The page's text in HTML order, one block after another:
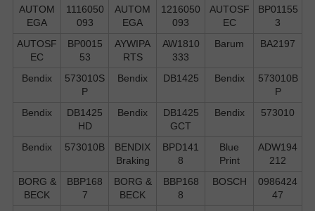
AUTOM
EGA
1116050
093
AUTOM
EGA
1216050
093
AUTOSF
EC
BP01155
3
AUTOSF
EC
BP0015
53
AYWIPA
RTS
AW1810
333
Barum BA2197
Bendix
573010S
P
Bendix DB1425 Bendix
573010B
P
Bendix
DB1425
HD
Bendix
DB1425
GCT
Bendix 573010
Bendix 573010B
BENDIX
Braking
BPD141
8
Blue
Print
ADW194
212
BORG &
BECK
BBP168
7
BORG &
BECK
BBP168
8
BOSCH
0986424
47